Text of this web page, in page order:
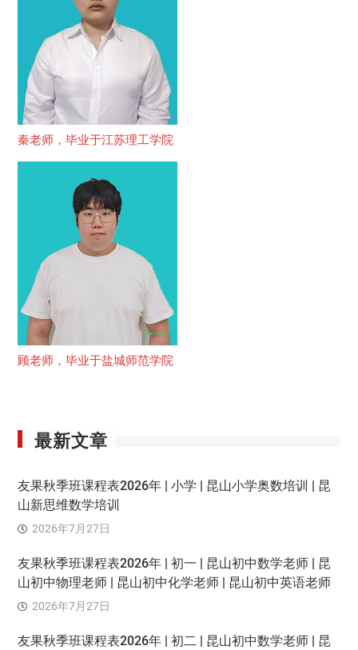
秦老师，毕业于江苏理工学院
顾老师，毕业于盐城师范学院
最新文章
友果秋季班课程表2026年 | 小学 | 昆山小学奥数培训 | 昆
山新思维数学培训
2026年7月27日
友果秋季班课程表2026年 | 初一 | 昆山初中数学老师 | 昆
山初中物理老师 | 昆山初中化学老师 | 昆山初中英语老师
2026年7月27日
友果秋季班课程表2026年 | 初二 | 昆山初中数学老师 | 昆